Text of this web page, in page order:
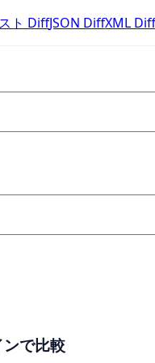
ト DiffJSON DiffXML
で比較